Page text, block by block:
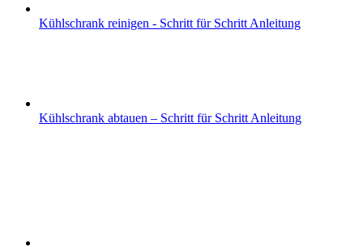
Kühlschrank reinigen - Schritt für Schritt Anleitung
Kühlschrank abtauen – Schritt für Schritt Anleitung